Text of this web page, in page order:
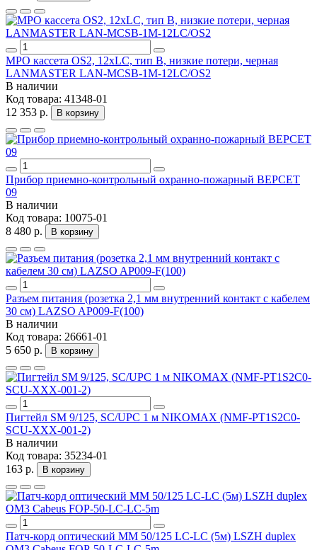
MPO кассета OS2, 12xLC, тип B, низкие потери, черная
LANMASTER LAN-MCSB-1M-12LC/OS2
В наличии
Код товара: 41348-01
12 353 р.
В корзину
Прибор приемно-контрольный охранно-пожарный ВЕРСЕТ
09
В наличии
Код товара: 10075-01
8 480 р.
В корзину
Разъем питания (розетка 2,1 мм внутренний контакт с кабелем
30 см) LAZSO AP009-F(100)
В наличии
Код товара: 26661-01
5 650 р.
В корзину
Пигтейл SM 9/125, SC/UPC 1 м NIKOMAX (NMF-PT1S2C0-
SCU-XXX-001-2)
В наличии
Код товара: 35234-01
163 р.
В корзину
Патч-корд оптический MM 50/125 LC-LC (5м) LSZH duplex